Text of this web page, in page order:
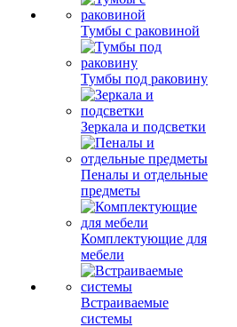
Тумбы с раковиной
Тумбы под раковину
Зеркала и подсветки
Пеналы и отдельные
предметы
Комплектующие для
мебели
Встраиваемые
системы